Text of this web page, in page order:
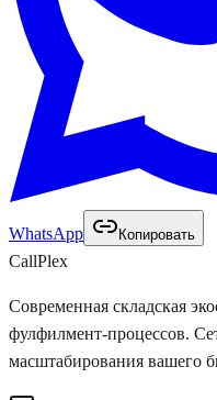
WhatsApp Копировать
CallPlex
Современная складская
фулфилмент-процессов.
масштабирования вашего